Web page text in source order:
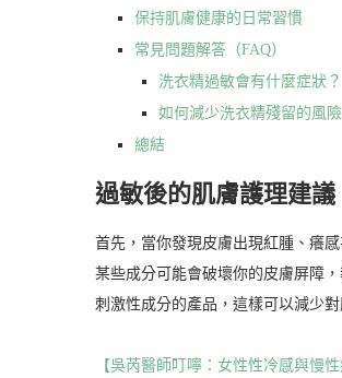
保持肌膚健康的日常習慣
常見問題解答（FAQ）
洗衣精過敏會有什麼症狀？
如何減少洗衣精殘留的風險
總結
過敏後的肌膚護理建議
首先，當你發現皮膚出現紅腫、癢
某些成分可能會破壞你的皮膚屏障
刺激性成分的產品，這樣可以減少對
【吳芮醫師叮嚀：女性性冷感與慢